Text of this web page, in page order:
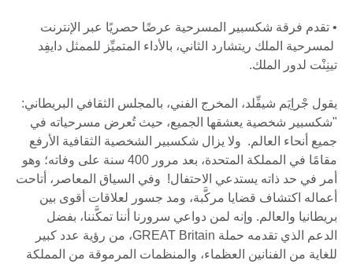
• تقدم فرقة شكسبير المسرحية عرضًا حصريًا عبر الإنترنت
لمسرحية الملك ريتشارد الثاني، بالأداء المتميِّز للممثل دايفِد
تينِنْت لدور الملك.
يقول جْراِيَم شيفِّلد، المخرج الفني، بالمجلس الثقافي البريطاني:
"شكسبير شخصية يعشقها الجميع، حيث تُعرض مسرحياته في
جميع أنحاء العالم. ولا يزال شكسبير الشخصية الثقافية الأرفع
مقامًا في المملكة المتحدة، بعد مرور 400 سنة على وفاته؛ وهو
أمر في حد ذاته يستدعي الاحتفال! وفي السياق المعاصر، أتاحت
أعماله اكتشاف قضايا مركَّبة، ومد جسور لعلاقات أقوى بين
بريطانيا والعالم. وإنه لمن دواعي سرورنا أننا تمكَّننا، بفضل
الدعم الذي تقدمه حملة GREAT Britain، من رؤية عدد كبير
للغاية من الفنانين العظماء، والمنظمات المرموقة من المملكة